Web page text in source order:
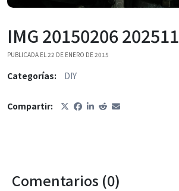
IMG 20150206 202511
PUBLICADA EL 22 DE ENERO DE 2015
Categorías: DIY
Compartir:
Comentarios (0)